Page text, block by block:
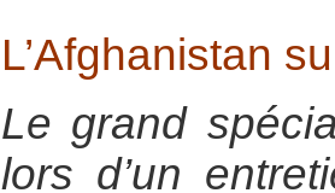
L’Afghanistan
Le grand
lors d’un